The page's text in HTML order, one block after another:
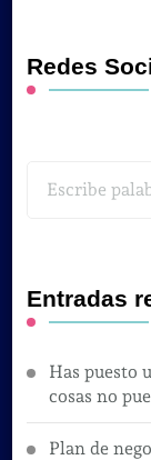
Redes
Entradas
Has puesto
cosas no
Plan de